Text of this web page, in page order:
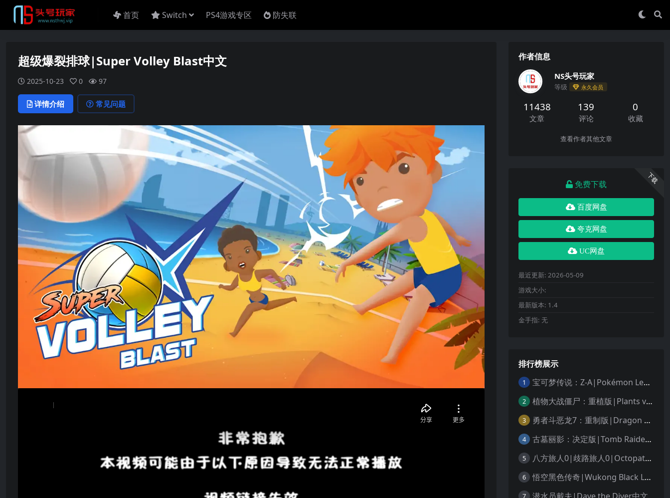
首页 Switch PS4游戏专区 防失联
超级爆裂排球|Super Volley Blast中文
2025-10-23 0 97
详情介绍 常见问题
作者信息
NS头号玩家
等级 永久会员
11438
文章
139
评论
0
收藏
查看作者其他文章
下载
免费下载
百度网盘
夸克网盘
UC网盘
最近更新: 2026-05-09
游戏大小:
最新版本: 1.4
金手指: 无
排行榜展示
1 宝可梦传说：Z-A|Pokémon Legends: Z-A中文
2 植物大战僵尸：重植版|Plants vs. Zombies: Replanted中文
3 勇者斗恶龙7：重制版|Dragon Quest VII Reimagined中文
4 古墓丽影：决定版|Tomb Raider: Definitive Edition中文
5 八方旅人0|歧路旅人0|Octopath Traveler 0中文
6 悟空黑色传奇|Wukong Black Legend
7 潜水员戴夫|Dave the Diver中文